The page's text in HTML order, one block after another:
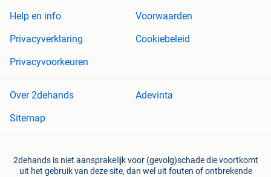
Help en info
Voorwaarden
Privacyverklaring
Cookiebeleid
Privacyvoorkeuren
Over 2dehands
Adevinta
Sitemap
2dehands is niet aansprakelijk voor (gevolg)schade die voortkomt
uit het gebruik van deze site, dan wel uit fouten of ontbrekende